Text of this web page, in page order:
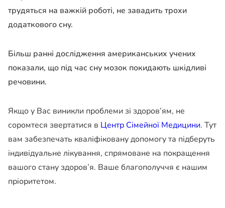
трудяться на важкій роботі, не завадить трохи
додаткового сну.
Більш ранні дослідження американських учених
показали, що під час сну мозок покидають шкідливі
речовини.
Якщо у Вас виникли проблеми зі здоров’ям, не
соромтеся звертатися в Центр Сімейної Медицини. Тут
вам забезпечать кваліфіковану допомогу та підберуть
індивідуальне лікування, спрямоване на покращення
вашого стану здоров’я. Ваше благополуччя є нашим
пріоритетом.